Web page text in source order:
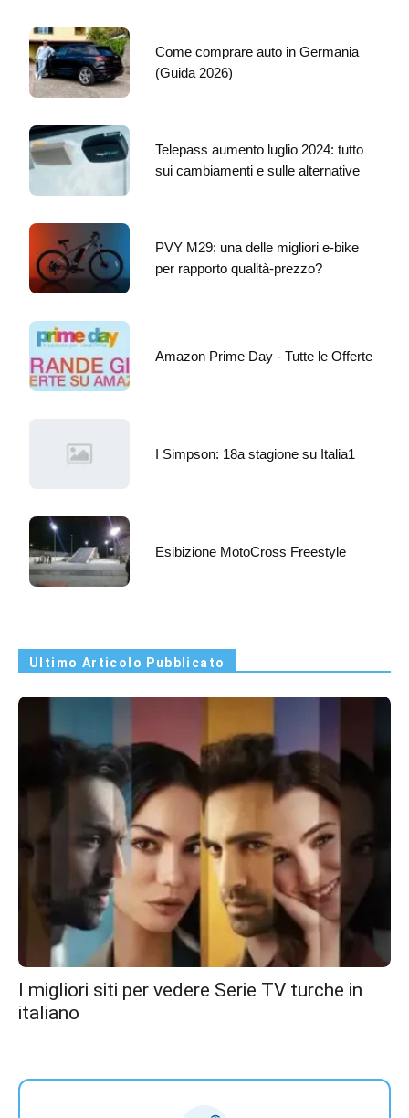
Come comprare auto in Germania
(Guida 2026)
Telepass aumento luglio 2024: tutto
sui cambiamenti e sulle alternative
PVY M29: una delle migliori e-bike
per rapporto qualità-prezzo?
Amazon Prime Day - Tutte le Offerte
I Simpson: 18a stagione su Italia1
Esibizione MotoCross Freestyle
Ultimo Articolo Pubblicato
I migliori siti per vedere Serie TV turche in
italiano